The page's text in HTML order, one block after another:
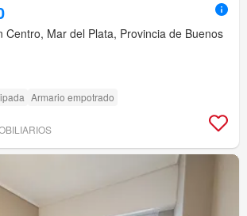
Centro, Mar del Plata, Provincia de Buenos
Armario empotrado